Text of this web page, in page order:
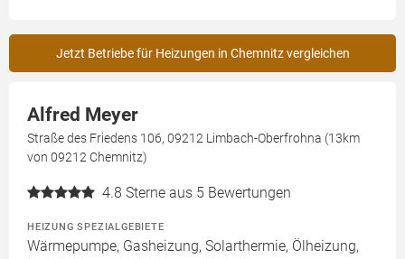
Jetzt Betriebe für Heizungen in Chemnitz vergleichen
Alfred Meyer
Straße des Friedens 106, 09212 Limbach-Oberfrohna (13km
von 09212 Chemnitz)
4.8 Sterne aus 5 Bewertungen
HEIZUNG SPEZIALGEBIETE
Wärmepumpe, Gasheizung, Solarthermie, Ölheizung,